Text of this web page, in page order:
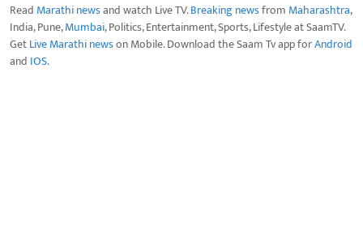
Read Marathi newsand watch Live TV.Breaking newsfrom Maharashtra,
India, Pune,Mumbai, Politics, Entertainment, Sports, Lifestyle at SaamTV.
GetLive Marathi newson Mobile. Download the Saam Tv app forAndroid
and IOS.